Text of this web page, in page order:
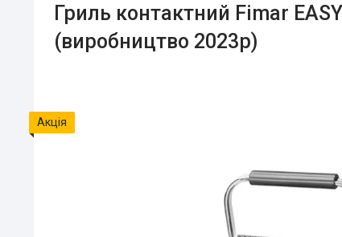
Гриль контактний Fimar
(виробництво 2023р)
Акція